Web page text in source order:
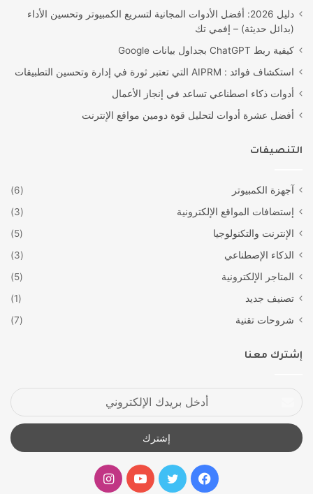
دليل 2026: أفضل الأدوات المجانية لتسريع الكمبيوتر وتحسين الأداء
(بدائل حديثة) – إفمي تك
كيفية ربط ChatGPT بجداول بيانات Google
استكشاف فوائد : AIPRM التي تعتبر ثورة في إدارة وتحسين التطبيقات
أدوات ذكاء اصطناعي تساعد في إنجاز الأعمال
أفضل عشرة أدوات لتحليل قوة دومين مواقع الإنترنت
التنصيفات
آجهزة الكمبيوتر
(6)
إستضافات المواقع الإلكترونية
(3)
الإنترنت والتكنولوجيا
(5)
الذكاء الإصطناعي
(3)
المتاجر الإلكترونية
(5)
تصنيف جديد
(1)
شروحات تقنية
(7)
إشترك معنا
أدخل
بريدك
الإلكتروني
فيسبوكتويتر يوتيوب انستقرام